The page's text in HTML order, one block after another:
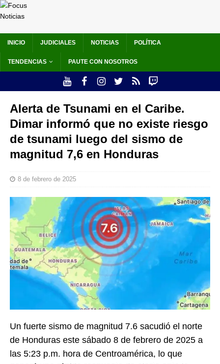
INICIO JUDICIALES NOTICIAS POLÍTICA
TENDENCIAS PAUTE CON NOSOTROS
Alerta de Tsunami en el Caribe.
Dimar informó que no existe riesgo
de tsunami luego del sismo de
magnitud 7,6 en Honduras
8 de febrero de 2025
Un fuerte sismo de magnitud 7.6 sacudió el norte
de Honduras este sábado 8 de febrero de 2025 a
las 5:23 p.m. hora de Centroamérica, lo que